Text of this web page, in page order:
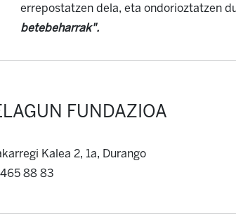
errepostatzen dela, eta ondorioztatzen
betebeharrak".
FUNDAZIOA
Kalea 2, 1a, Durango
88 83